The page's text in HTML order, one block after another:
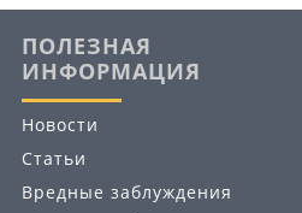
ПОЛЕЗНАЯ
ИНФОРМАЦИЯ
Новости
Статьи
Вредные заблуждения